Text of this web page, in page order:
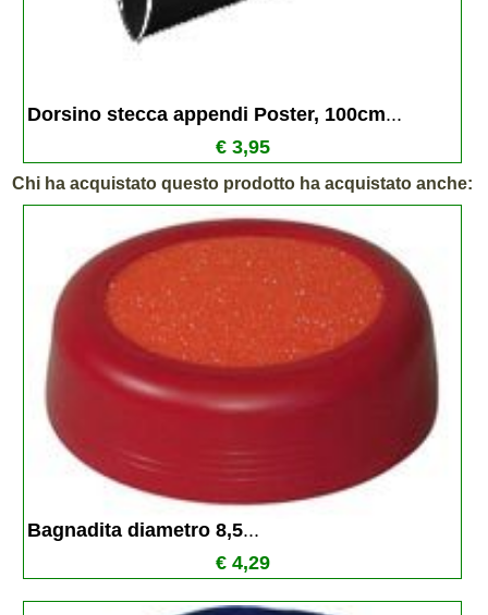
Dorsino stecca appendi Poster, 100cm...
€ 3,95
Chi ha acquistato questo prodotto ha acquistato anche:
Bagnadita diametro 8,5...
€ 4,29